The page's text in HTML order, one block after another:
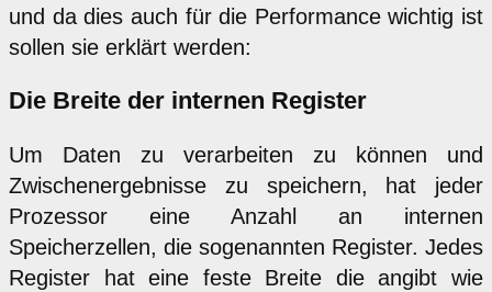
und da dies auch für die Performance wichtig ist
sollen sie erklärt werden:
Die Breite der internen Register
Um Daten zu verarbeiten zu können und
Zwischenergebnisse zu speichern, hat jeder
Prozessor eine Anzahl an internen
Speicherzellen, die sogenannten Register. Jedes
Register hat eine feste Breite die angibt wie